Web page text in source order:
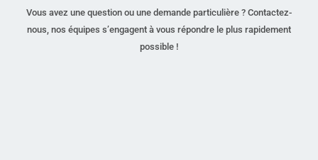
Vous avez une question ou une demande particulière ? Contactez-
nous, nos équipes s’engagent à vous répondre le plus rapidement
possible !